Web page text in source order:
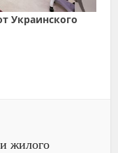
Украинского
жилого